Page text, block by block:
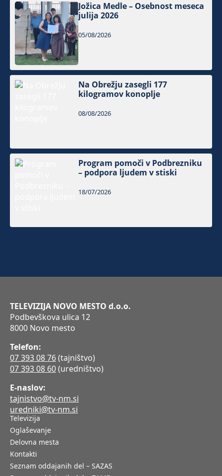
Jožica Medle – Osebnost meseca
julija 2026
05/08/2026
Na Obrežju zasegli 177
kilogramov konoplje
08/08/2026
Program pomoči v Podbrezniku
– podpora ljudem v stiski
18/07/2026
TELEVIZIJA NOVO MESTO d.o.o.
Podbevškova ulica 12
8000 Novo mesto
Telefon:
07 393 08 76(tajništvo)
07 393 08 60(uredništvo)
E-naslov:
tajnistvo@tv-nm.si
uredniki@tv-nm.si
Televizija
Oglaševanje
Delovna mesta
Kontakti
Seznam oddajanih del – SAZAS